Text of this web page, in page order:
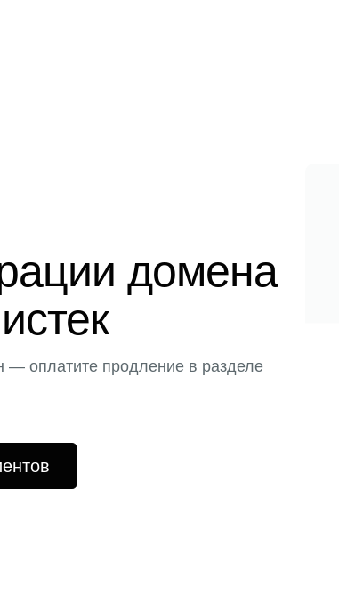
домена
— оплатите продление в разделе